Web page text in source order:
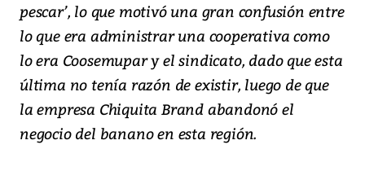
pescar’, lo que motivó una gran confusión entre
lo que era administrar una cooperativa como
lo era Coosemupar y el sindicato, dado que esta
última no tenía razón de existir, luego de que
la empresa Chiquita Brand abandonó el
negocio del banano en esta región.